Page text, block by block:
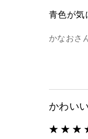
青色が気
かなおさ
かわいい